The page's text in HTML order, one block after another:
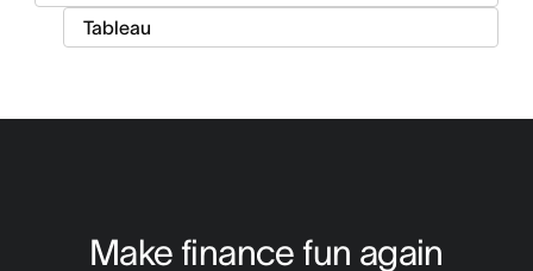
Make finance fun again